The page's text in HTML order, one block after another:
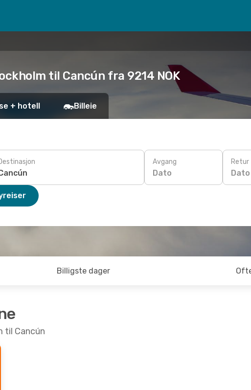
til Cancún fra 9214 NOK
+ hotell Billeie
Avgang
Dato
Retur
Dato
Billigste dager
til Cancún